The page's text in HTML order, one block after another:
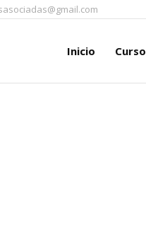
Inicio
Inicio